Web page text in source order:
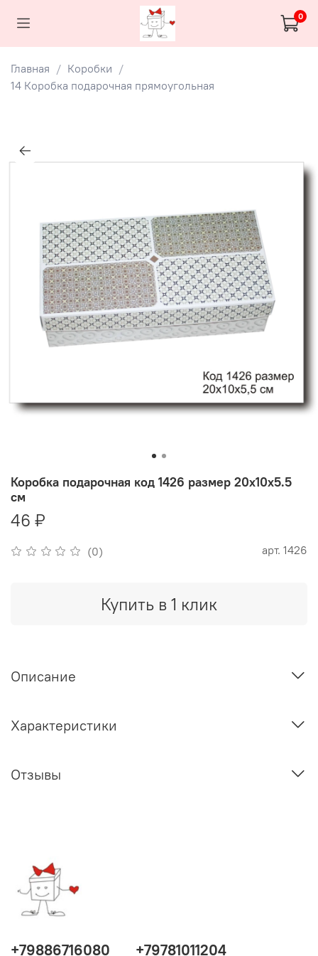
0
Главная
Коробки
14 Коробка подарочная прямоугольная
(0) арт. 1426
Коробка подарочная код 1426 размер 20х10х5.5
см
46 ₽
Купить в 1 клик
Описание
Характеристики
Отзывы
+79886716080 +79781011204